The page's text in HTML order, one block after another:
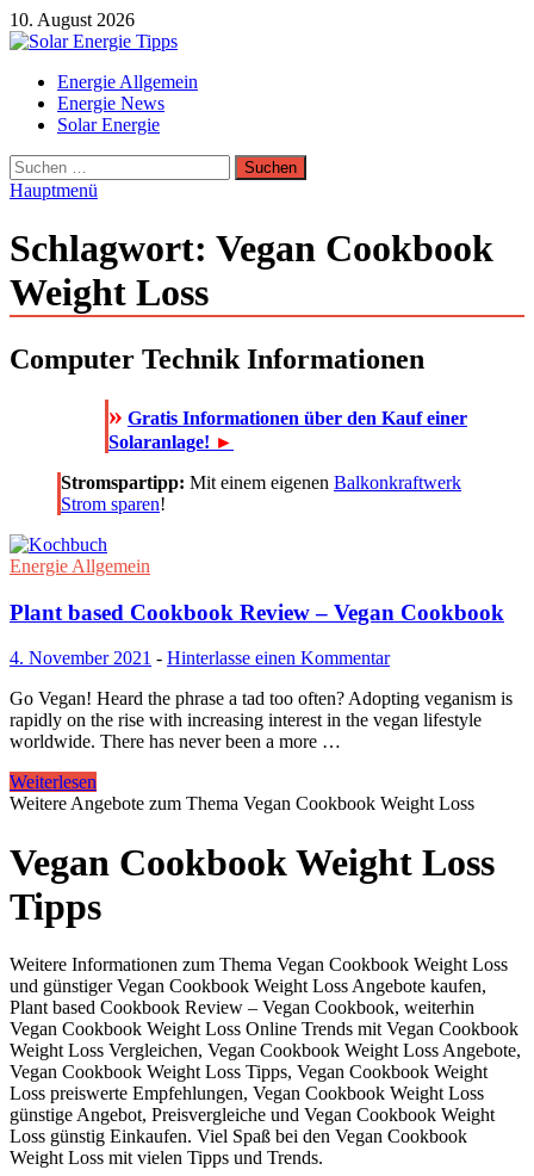
Zum
Inhalt
10. August 2026
Solar Energie Tipps
Solar Energie und Photovoltaik Informationen und Tipps
Energie Allgemein
Energie News
Solar Energie
Suchen
nach:
Hauptmenü
Schlagwort: Vegan Cookbook
Weight Loss
Computer Technik Informationen
» Gratis Informationen über den Kauf einer
Solaranlage! ►
Stromspartipp: Mit einem eigenen Balkonkraftwerk
Strom sparen!
Energie Allgemein
Plant based Cookbook Review – Vegan Cookbook
4. November 2021 - Hinterlasse einen Kommentar
Go Vegan! Heard the phrase a tad too often? Adopting veganism is
rapidly on the rise with increasing interest in the vegan lifestyle
worldwide. There has never been a more …
Weiterlesen
Weitere Angebote zum Thema Vegan Cookbook Weight Loss
Vegan Cookbook Weight Loss
Tipps
Weitere Informationen zum Thema Vegan Cookbook Weight Loss
und günstiger Vegan Cookbook Weight Loss Angebote kaufen,
Plant based Cookbook Review – Vegan Cookbook, weiterhin
Vegan Cookbook Weight Loss Online Trends mit Vegan Cookbook
Weight Loss Vergleichen, Vegan Cookbook Weight Loss Angebote,
Vegan Cookbook Weight Loss Tipps, Vegan Cookbook Weight
Loss preiswerte Empfehlungen, Vegan Cookbook Weight Loss
günstige Angebot, Preisvergleiche und Vegan Cookbook Weight
Loss günstig Einkaufen. Viel Spaß bei den Vegan Cookbook
Weight Loss mit vielen Tipps und Trends.